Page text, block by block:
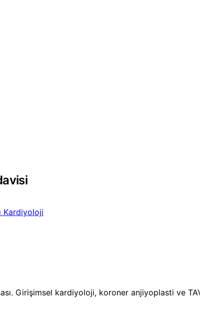
Kardiyoloji
Girişimsel kardiyoloji, koroner anjiyoplasti ve